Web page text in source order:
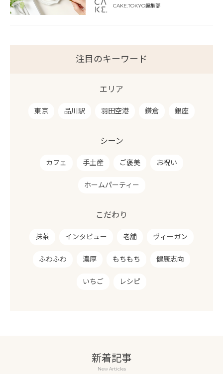
CAKE.TOKYO編集部
注目のキーワード
エリア
東京 品川駅 羽田空港 鎌倉 銀座
シーン
カフェ 手土産 ご褒美 お祝い
ホームパーティー
こだわり
抹茶 インタビュー 老舗 ヴィーガン
ふわふわ 濃厚 もちもち 健康志向
いちご レシピ
新着記事
New Articles